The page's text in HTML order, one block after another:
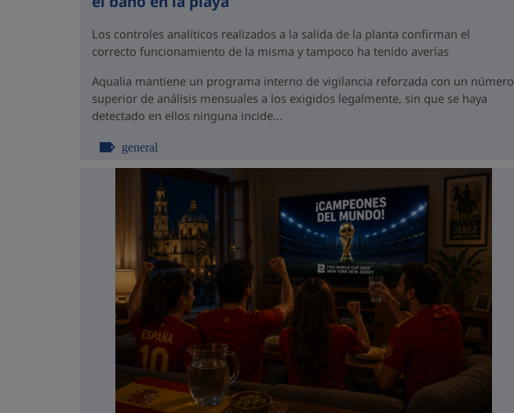
Los controles analíticos realizados a la salida de la planta confirman el
correcto funcionamiento de la misma y tampoco ha tenido averías
Aqualia mantiene un programa interno de vigilancia reforzada con un número
superior de análisis mensuales a los exigidos legalmente, sin que se haya
detectado en ellos ninguna incide...
general